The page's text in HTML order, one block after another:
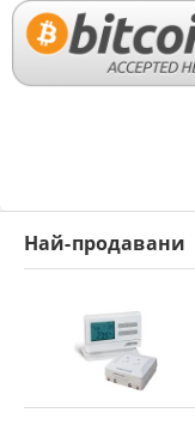
Най-продавани